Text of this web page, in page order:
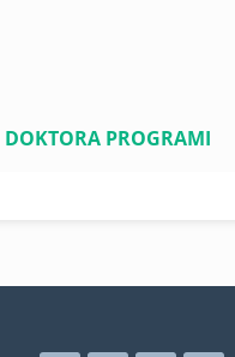
PROGRAMI